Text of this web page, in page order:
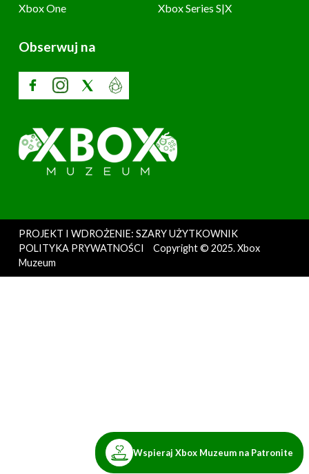
Xbox One
Xbox Series S|X
Obserwuj na
PROJEKT I WDROŻENIE: SZARY UŻYTKOWNIK
POLITYKA PRYWATNOŚCI
Copyright © 2025. Xbox
Muzeum
Wspieraj Xbox Muzeum na Patronite